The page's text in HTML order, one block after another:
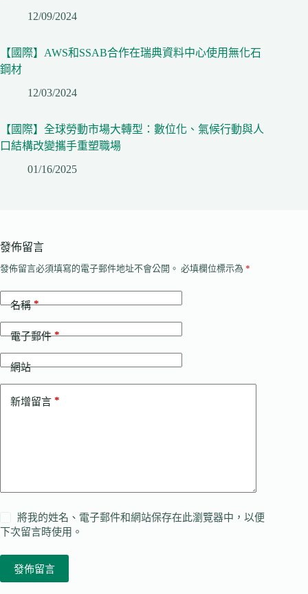
12/09/2024
【國際】AWS和SSAB合作在瑞典資料中心使用無化石
鋼材
12/03/2024
【國際】全球勞動市場大轉型：數位化、氣候行動與人
口結構改變攜手重塑職場
01/16/2025
發佈留言
發佈留言必須填寫的電子郵件地址不會公開。 必填欄位標示為 *
名稱*
電子郵件*
網站
新增留言 *
將我的姓名、電子郵件和網站保存在此瀏覽器中，以便
下次留言時使用。
發佈留言